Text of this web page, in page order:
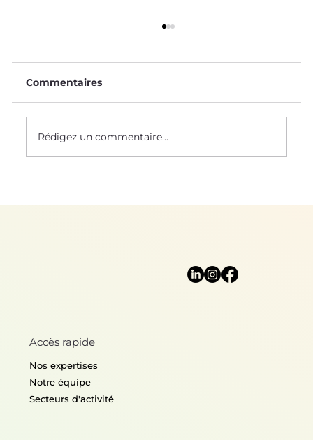
Le Saviez-Vous ? #58
Commentaires
Rédigez un commentaire...
Accès rapide
Nos expertises
Notre équipe
Secteurs d'activité